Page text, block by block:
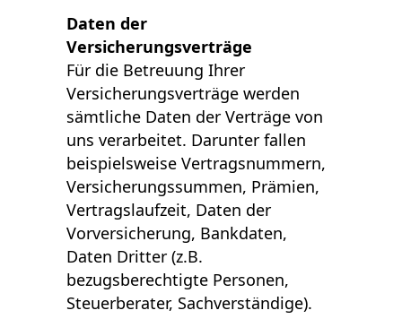
Daten der
Versicherungsverträge
Für die Betreuung Ihrer
Versicherungsverträge werden
sämtliche Daten der Verträge von
uns verarbeitet. Darunter fallen
beispielsweise Vertragsnummern,
Versicherungssummen, Prämien,
Vertragslaufzeit, Daten der
Vorversicherung, Bankdaten,
Daten Dritter (z.B.
bezugsberechtigte Personen,
Steuerberater, Sachverständige).